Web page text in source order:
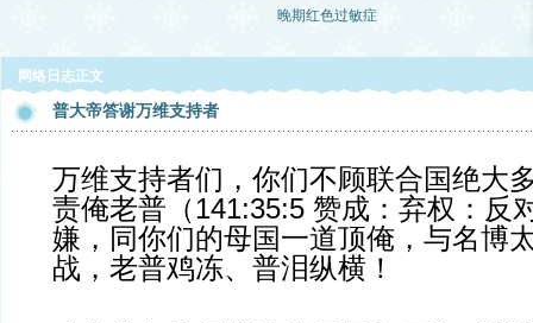
晚期红色过敏症
网络日志正文
普大帝答谢万维支持者
万维支持者们，你们不顾联合国绝大
责俺老普（141:35:5 赞成：弃权：反
嫌，同你们的母国一道顶俺，与名博
战，老普鸡冻、普泪纵横！